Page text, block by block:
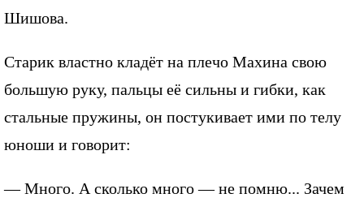
Шишова.
Старик властно кладёт на плечо Махина свою
большую руку, пальцы её сильны и гибки, как
стальные пружины, он постукивает ими по телу
юноши и говорит:
— Много. А сколько много — не помню... Зачем